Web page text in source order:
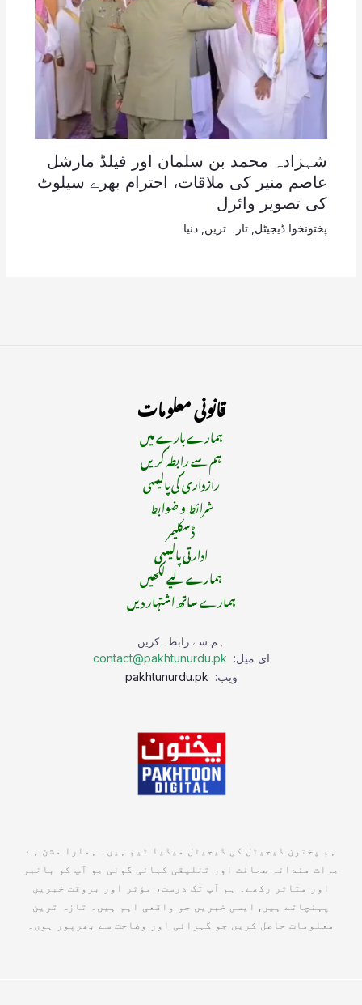
شہزادہ محمد بن سلمان اور فیلڈ مارشل
عاصم منیر کی ملاقات، احترام بھرے سیلوٹ
کی تصویر وائرل
پختونخوا ڈیجیٹل, تازہ ترین, دنیا
قانونی معلومات
ہمارے بارے میں
ہم سے رابطہ کریں
رازداری کی پالیسی
شرائط و ضوابط
ڈسکلیمر
ادارتی پالیسی
ہمارے لیے لکھیں
ہمارے ساتھ اشتہار دیں
ہم سے رابطہ کریں
ای میل: contact@pakhtunurdu.pk
ویب:
ہم پختون ڈیجیٹل کی ڈیجیٹل میڈیا ٹیم ہیں۔ ہمارا مشن ہے
جرات مندانہ صحافت اور تخلیقی کہانی گوئی جو آپ کو باخبر
اور متاثر رکھے۔ ہم آپ تک درست، مؤثر اور بروقت خبریں
پہنچاتے ہیں, ایسی خبریں جو واقعی اہم ہیں۔ تازہ ترین
معلومات حاصل کریں جو گہرائی اور وضاحت سے بھرپور ہوں۔